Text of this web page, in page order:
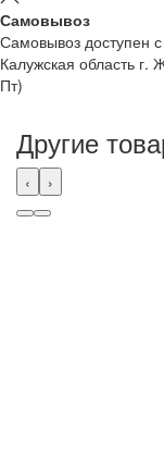
Самовывоз
Самовывоз доступен
Калужская область г.
Пт)
Другие
‹ ›